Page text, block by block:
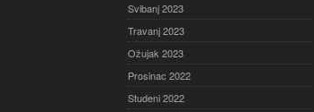
Svibanj 2023
Travanj 2023
Ožujak 2023
Prosinac 2022
Studeni 2022